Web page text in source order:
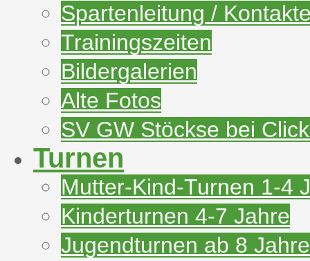
Spartenleitung /
Trainingszeiten
Bildergalerien
Alte Fotos
SV GW Stöckse bei
Turnen
Mutter-Kind-Turnen 1-4
Kinderturnen 4-7 Jahre
Jugendturnen ab 8 Jahre